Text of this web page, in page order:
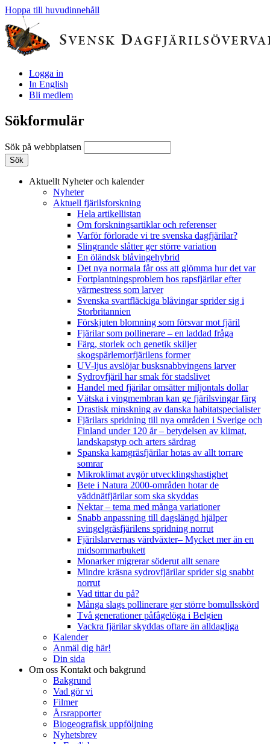
Hoppa till huvudinnehåll
Logga in
In English
Bli medlem
Sökformulär
Sök på webbplatsen
Aktuellt Nyheter och kalender
Nyheter
Aktuell fjärilsforskning
Hela artikellistan
Om forskningsartiklar och referenser
Varför förlorade vi tre svenska dagfjärilar?
Slingrande slåtter ger större variation
En öländsk blåvingehybrid
Det nya normala får oss att glömma hur det var
Fortplantningsproblem hos rapsfjärilar efter
värmestress som larver
Svenska svartfläckiga blåvingar sprider sig i
Storbritannien
Förskjuten blomning som försvar mot fjäril
Fjärilar som pollinerare – en laddad fråga
Färg, storlek och genetik skiljer
skogspärlemorfjärilens former
UV-ljus avslöjar busksnabbvingens larver
Sydrovfjäril har smak för stadslivet
Handel med fjärilar omsätter miljontals dollar
Vätska i vingmembran kan ge fjärilsvingar färg
Drastisk minskning av danska habitatspecialister
Fjärilars spridning till nya områden i Sverige och
Finland under 120 år– betydelsen av klimat,
landskapstyp och arters särdrag
Spanska kamgräsfjärilar hotas av allt torrare
somrar
Mikroklimat avgör utvecklingshastighet
Bete i Natura 2000-områden hotar de
väddnätfjärilar som ska skyddas
Nektar – tema med många variationer
Snabb anpassning till dagslängd hjälper
svingelgräsfjärilens spridning norrut
Fjärilslarvernas värdväxter– Mycket mer än en
midsommarbukett
Monarker migrerar söderut allt senare
Mindre kräsna sydrovfjärilar sprider sig snabbt
norrut
Vad tittar du på?
Många slags pollinerare ger större bomullsskörd
Två generationer påfågelöga i Belgien
Vackra fjärilar skyddas oftare än alldagliga
Kalender
Anmäl dig här!
Din sida
Om oss Kontakt och bakgrund
Bakgrund
Vad gör vi
Filmer
Årsrapporter
Biogeografisk uppföljning
Nyhetsbrev